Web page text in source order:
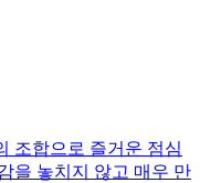
조합으로 즐거운 점심
을 놓치지 않고 매우 만